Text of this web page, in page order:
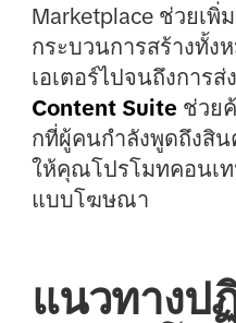
Marketplace ช่วยเพิ่
กระบวนการสร้างทั้ง
เอเตอร์ไปจนถึงการ
Content Suite ช่วย
กที่ผู้คนกำลังพูดถึงสิ
ให้คุณโปรโมทคอนเ
แบบโฆษณา
แนวทางป